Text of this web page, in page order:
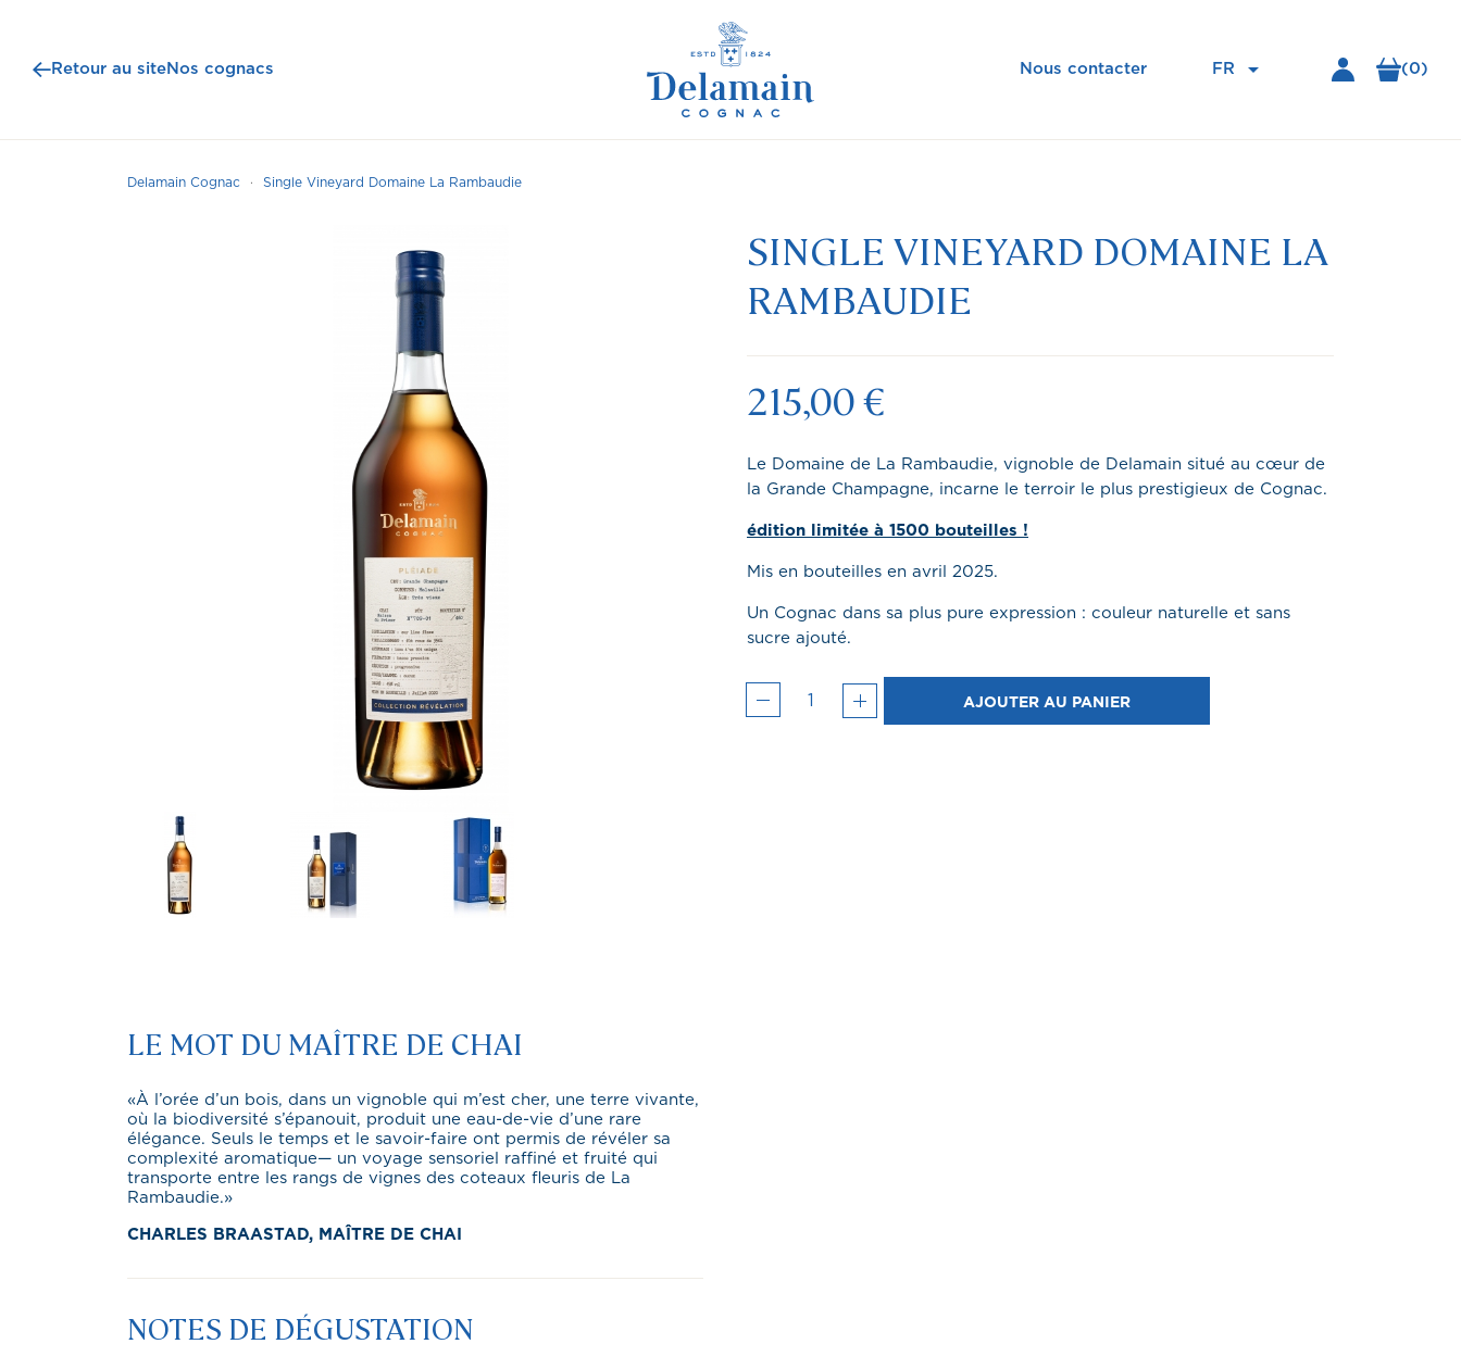
Retour au site Nos cognacs Nous contacter FR  (0)
Delamain Cognac Single Vineyard Domaine La Rambaudie
LE MOT DU MAÎTRE DE CHAI
«À l’orée d’un bois, dans un vignoble qui m’est cher, une terre vivante,
où la biodiversité s’épanouit, produit une eau-de-vie d’une rare
élégance. Seuls le temps et le savoir-faire ont permis de révéler sa
complexité aromatique— un voyage sensoriel raffiné et fruité qui
transporte entre les rangs de vignes des coteaux fleuris de La
Rambaudie.»
CHARLES BRAASTAD, MAÎTRE DE CHAI
NOTES DE DÉGUSTATION
SINGLE VINEYARD DOMAINE LA
RAMBAUDIE
215,00 €
Le Domaine de La Rambaudie, vignoble de Delamain situé au cœur de
la Grande Champagne, incarne le terroir le plus prestigieux de Cognac.
édition limitée à 1500 bouteilles !
Mis en bouteilles en avril 2025.
Un Cognac dans sa plus pure expression : couleur naturelle et sans
sucre ajouté.
AJOUTER AU PANIER